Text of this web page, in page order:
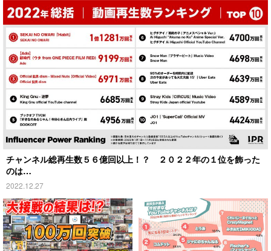
チャンネル総再生数５６億回以上！？ ２０２２年の１位を飾った
のは…
2022.12.27